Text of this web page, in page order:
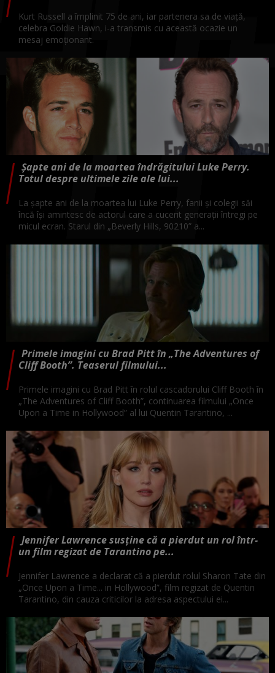
Kurt Russell a împlinit 75 de ani, iar partenera sa de viață,
celebra Goldie Hawn, i-a transmis cu această ocazie un
mesaj emoționant.
Șapte ani de la moartea îndrăgitului Luke Perry.
Totul despre ultimele zile ale lui...
La șapte ani de la moartea lui Luke Perry, fanii și colegii săi
încă își amintesc de actorul care a cucerit generații întregi pe
micul ecran. Starul din „Beverly Hills, 90210” a...
Primele imagini cu Brad Pitt în „The Adventures of
Cliff Booth”. Teaserul filmului...
Primele imagini cu Brad Pitt în rolul cascadorului Cliff Booth în
„The Adventures of Cliff Booth”, continuarea filmului „Once
Upon a Time in Hollywood” al lui Quentin Tarantino, ...
Jennifer Lawrence susține că a pierdut un rol într-
un film regizat de Tarantino pe...
Jennifer Lawrence a declarat că a pierdut rolul Sharon Tate din
„Once Upon a Time... in Hollywood”, film regizat de Quentin
Tarantino, din cauza criticilor la adresa aspectului ei...